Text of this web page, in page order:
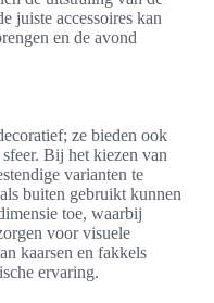
juiste accessoires kan
en de avond
ze bieden ook
Bij het kiezen van
varianten te
buiten gebruikt kunnen
toe, waarbij
voor visuele
kaarsen en fakkels
ervaring.